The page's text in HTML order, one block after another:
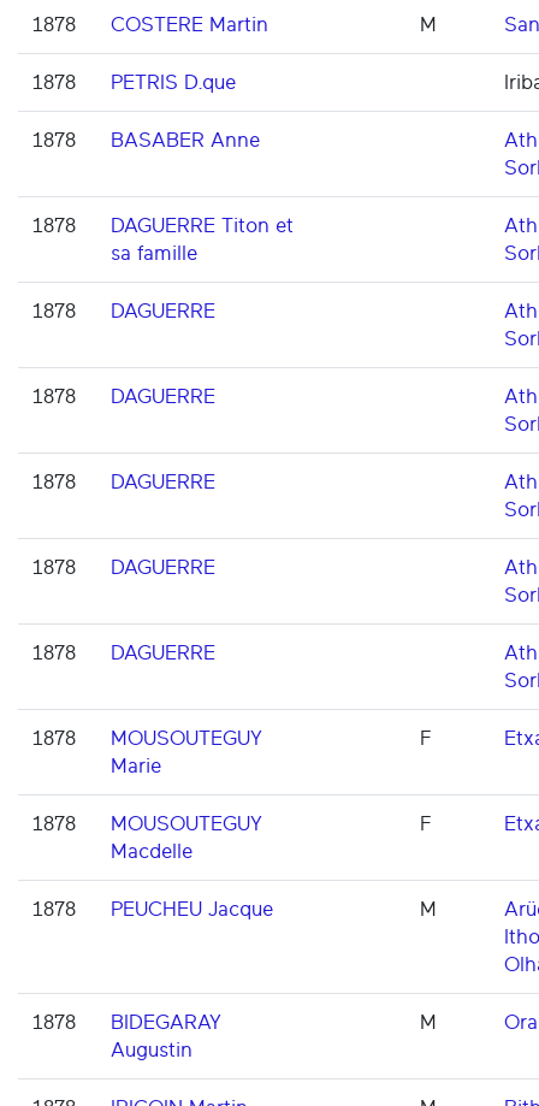
1878 COSTERE Martin M
1878 PETRIS D.que
1878 BASABER Anne
1878
DAGUERRE Titon et
sa famille
1878 DAGUERRE
1878 DAGUERRE
1878 DAGUERRE
1878 DAGUERRE
1878 DAGUERRE
1878
MOUSOUTEGUY
Marie
F
1878
MOUSOUTEGUY
Macdelle
F
1878 PEUCHEU Jacque M
1878
BIDEGARAY
Augustin
M